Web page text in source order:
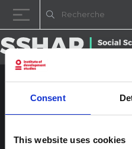
Consent
This website uses cookies
Action
en faveur du
vF_page-0004